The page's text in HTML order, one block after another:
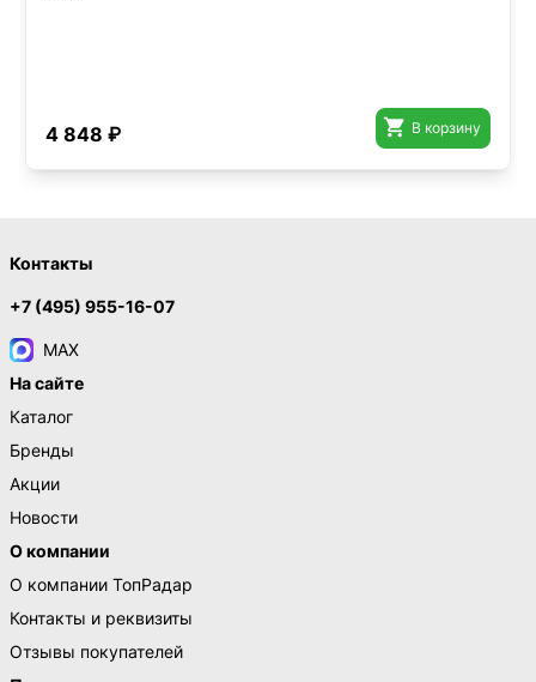
4 848 ₽  В корзину
Контакты
+7 (495) 955-16-07
MAX
На сайте
Каталог
Бренды
Акции
Новости
О компании
О компании ТопРадар
Контакты и реквизиты
Отзывы покупателей